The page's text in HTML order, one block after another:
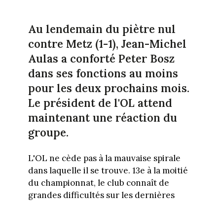
Au lendemain du piètre nul
contre Metz (1-1), Jean-Michel
Aulas a conforté Peter Bosz
dans ses fonctions au moins
pour les deux prochains mois.
Le président de l'OL attend
maintenant une réaction du
groupe.
L'OL ne cède pas à la mauvaise spirale
dans laquelle il se trouve. 13e à la moitié
du championnat, le club connaît de
grandes difficultés sur les dernières